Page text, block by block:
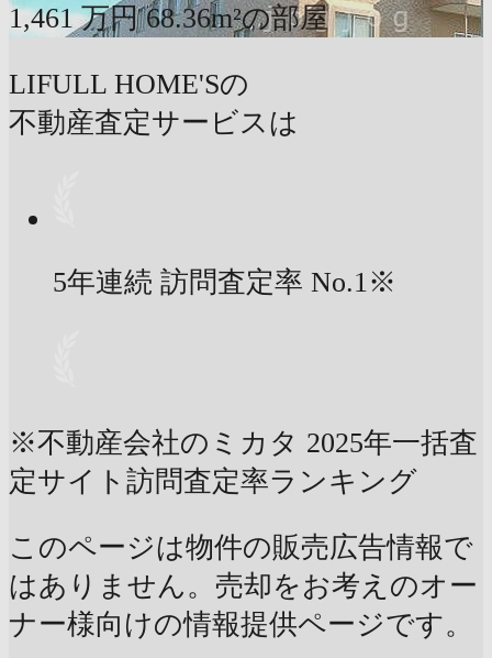
1,461 万円 68.36m²の部屋
LIFULL HOME'Sの
不動産査定サービスは
5年連続 訪問査定率 No.1※
※不動産会社のミカタ 2025年一括査
定サイト訪問査定率ランキング
このページは物件の販売広告情報で
はありません。売却をお考えのオー
ナー様向けの情報提供ページです。